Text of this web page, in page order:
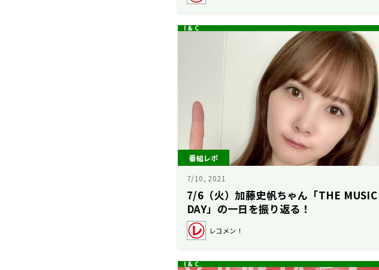
番組レポ
7/10, 2021
7/6（火）加藤史帆ちゃん「THE MUSIC
DAY」の一日を振り返る！
レコメン！